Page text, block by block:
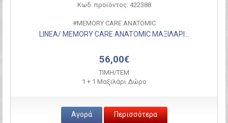
Κωδ. προϊόντος: 422388
#MEMORY CARE ANATOMIC
LINEA/ MEMORY CARE ANATOMIC ΜΑΞΙΛΑΡΙ...
56,00€
ΤΙΜH/ΤΕΜ
1 + 1 Μαξιλάρι Δώρο
Αγορά Περισσότερα